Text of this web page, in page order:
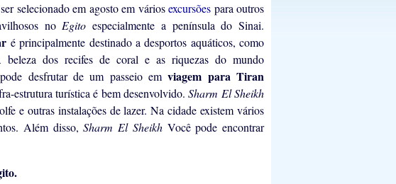
selecionado em agosto em váriosexcursões para outros
no Egito especialmente a península do Sinai.
é principalmente destinado a desportos aquáticos, como
beleza dos recifes de coral e as riquezas do mundo
desfrutar de um passeio emviagem paraTiran
estrutura turística é bem desenvolvido.Sharm El Sheikh
e outras instalações de lazer. Na cidade existem vários
Além disso,Sharm El Sheikh Você pode encontrar